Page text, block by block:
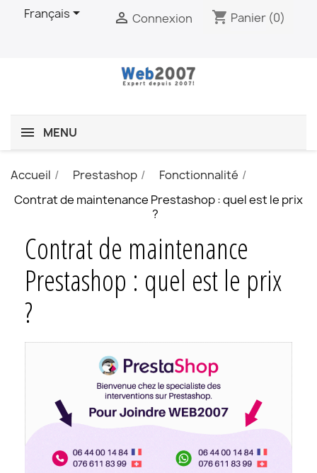
Français  Connexion shopping_cart Panier (0)
MENU
Accueil Prestashop
Fonctionnalité
Contrat de maintenance Prestashop : quel est le prix
?
Contrat de maintenance
Prestashop : quel est le prix
?